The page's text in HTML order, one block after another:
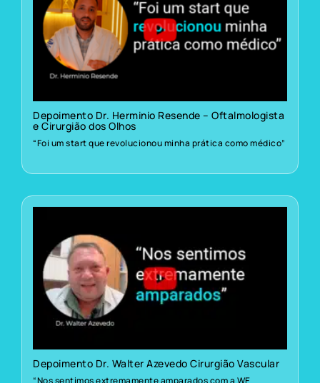
Depoimento Dr. Herminio Resende – Oftalmologista
e Cirurgião dos Olhos
“Foi um start que revolucionou minha prática como médico”
Depoimento Dr. Walter Azevedo Cirurgião Vascular